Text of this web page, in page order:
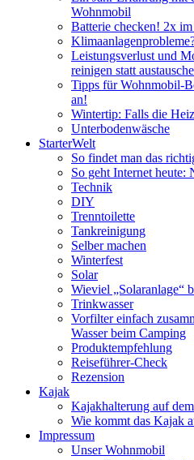
Wohnmobil
Batterie checken! 2x im
Leistungsverlust und
reinigen statt
Tipps für Wohnmobil-
an!
Wintertip: Falls die
Unterbodenwäsche
StarterWelt
So findet man das
So geht Internet heute:
Technik
DIY
Trenntoilette
Tankreinigung
Selber machen
Winterfest
Solar
Wieviel „Solaranlage“
Trinkwasser
Vorfilter einfach
Wasser beim Camping
Produktempfehlung
Reiseführer-Check
Rezension
Kajak
Kajakhalterung auf
Wie kommt das Kajak
Impressum
Unser Wohnmobil